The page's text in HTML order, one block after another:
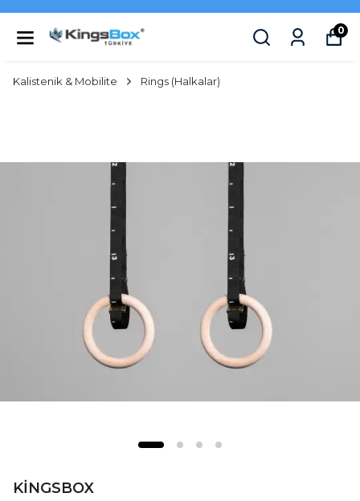
0
Kalistenik & Mobilite Rings (Halkalar)
KİNGSBOX